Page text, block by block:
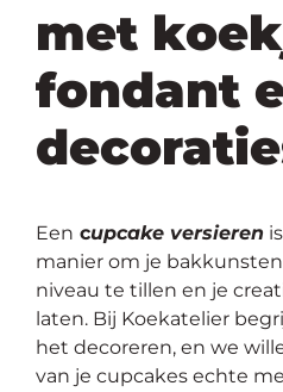
op
Producten
op
Maatwerk
Cursussen
Gratis
met
fondant
Een cupcake versieren
manier om je
niveau te tillen en je
laten. Bij Koekatelier
het decoreren, en we
van je cupcakes echte